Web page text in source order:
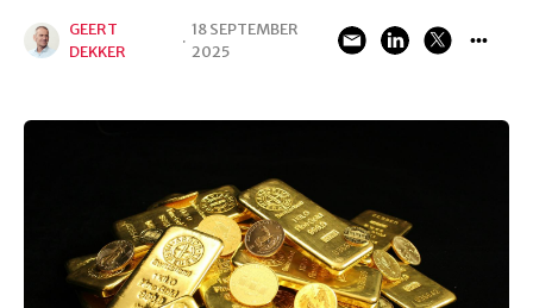
GEERT
DEKKER
·
18 SEPTEMBER
2025